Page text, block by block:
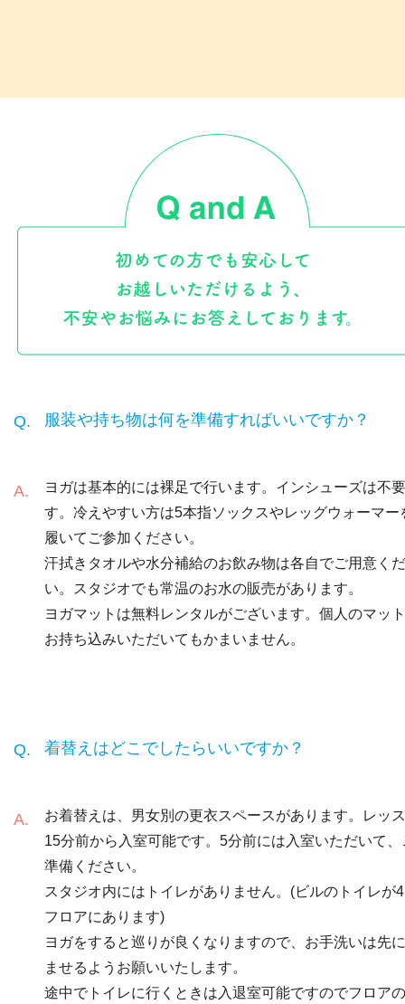
服装や持ち物は何を準備すればいいですか？
ヨガは基本的には裸足で行います。インシューズは不
す。冷えやすい方は5本指ソックスやレッグウォーマー
履いてご参加ください。
汗拭きタオルや水分補給のお飲み物は各自でご用意く
い。スタジオでも常温のお水の販売があります。
ヨガマットは無料レンタルがございます。個人のマッ
お持ち込みいただいてもかまいません。
着替えはどこでしたらいいですか？
お着替えは、男女別の更衣スペースがあります。レッ
15分前から入室可能です。5分前には入室いただいて、
準備ください。
スタジオ内にはトイレがありません。(ビルのトイレが
フロアにあります)
ヨガをすると巡りが良くなりますので、お手洗いは先
ませるようお願いいたします。
途中でトイレに行くときは入退室可能ですのでフロア